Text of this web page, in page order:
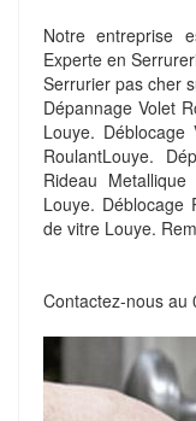
Notre entreprise
Experte en
Serrurier pas cher
Dépannage Volet
Louye. Déblocage
RoulantLouye.
Rideau
Louye. Déblocage
de vitre Louye.
Contactez-nous au